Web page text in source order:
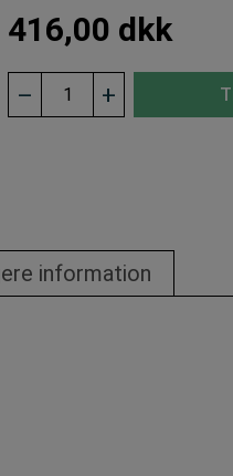
416,00 dkk
–
advarselstavle+
information